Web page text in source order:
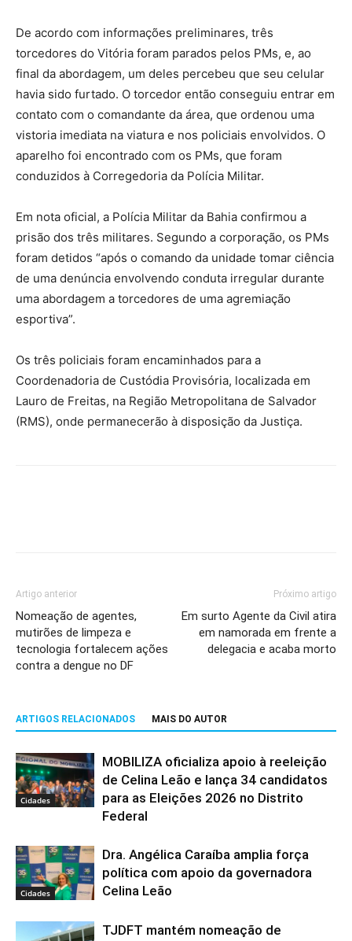
De acordo com informações preliminares, três
torcedores do Vitória foram parados pelos PMs, e, ao
final da abordagem, um deles percebeu que seu celular
havia sido furtado. O torcedor então conseguiu entrar em
contato com o comandante da área, que ordenou uma
vistoria imediata na viatura e nos policiais envolvidos. O
aparelho foi encontrado com os PMs, que foram
conduzidos à Corregedoria da Polícia Militar.
Em nota oficial, a Polícia Militar da Bahia confirmou a
prisão dos três militares. Segundo a corporação, os PMs
foram detidos “após o comando da unidade tomar ciência
de uma denúncia envolvendo conduta irregular durante
uma abordagem a torcedores de uma agremiação
esportiva”.
Os três policiais foram encaminhados para a
Coordenadoria de Custódia Provisória, localizada em
Lauro de Freitas, na Região Metropolitana de Salvador
(RMS), onde permanecerão à disposição da Justiça.
Artigo anterior
Nomeação de agentes,
mutirões de limpeza e
tecnologia fortalecem ações
contra a dengue no DF
Próximo artigo
Em surto Agente da Civil atira
em namorada em frente a
delegacia e acaba morto
ARTIGOS RELACIONADOS MAIS DO AUTOR
Cidades
MOBILIZA oficializa apoio à reeleição
de Celina Leão e lança 34 candidatos
para as Eleições 2026 no Distrito
Federal
Cidades
Dra. Angélica Caraíba amplia força
política com apoio da governadora
Celina Leão
TJDFT mantém nomeação de